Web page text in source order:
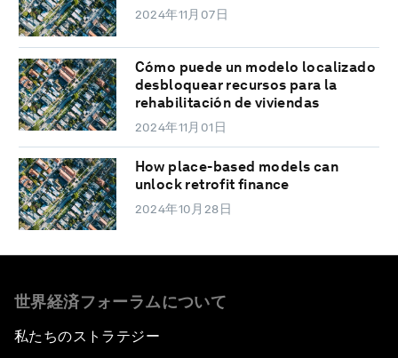
2024年11月07日
Cómo puede un modelo localizado
desbloquear recursos para la
rehabilitación de viviendas
2024年11月01日
How place-based models can
unlock retrofit finance
2024年10月28日
世界経済フォーラムについて
私たちのストラテジー